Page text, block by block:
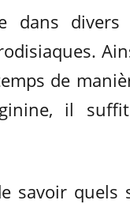
dans
de
il
savoir quels